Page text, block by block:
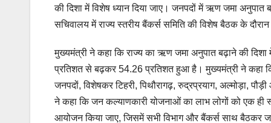
की दिशा में विशेष ध्यान दिया जाए। जनपदों में ऋण जमा अनुपात
सचिवालय में राज्य स्तरीय बैंकर्स समिति की विशेष बैठक के दौरान
मुख्यमंत्री ने कहा कि राज्य का ऋण जमा अनुपात बढ़ाने की
प्रतिशत से बढ़कर 54.26 प्रतिशत हुआ है। मुख्यमंत्री ने कहा
जनपदों, विशेषकर टिहरी, पिथौरागढ़, रुद्रप्रयाग, अल्मोड़ा,
ने कहा कि जन कल्याणकारी योजनाओं का लाभ लोगों को एक
आयोजन किया जाए, जिसमें सभी विभाग और बैंकर्स साथ बैठकर